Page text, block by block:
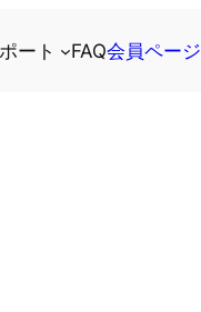
ート FAQ会員ページ